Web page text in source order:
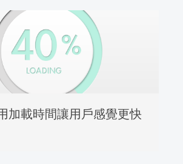
加載時間讓用戶感覺更快